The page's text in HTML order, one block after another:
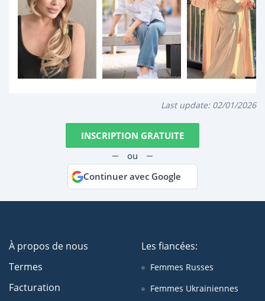
Last update: 02/01/2026
INSCRIPTION GRATUITE
ou
Continuer avec Google
À propos de nous
Termes
Facturation
Les fiancées:
Femmes Russes
Femmes Ukrainiennes